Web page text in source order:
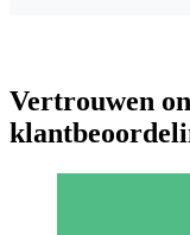
Vertrouwen